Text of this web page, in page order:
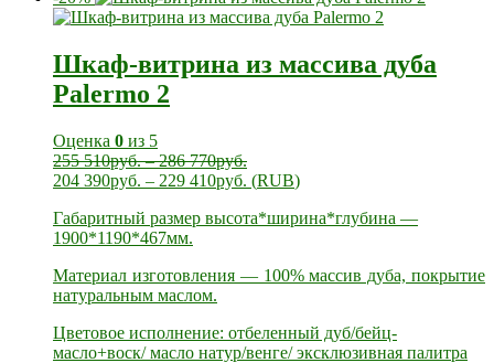
Шкаф-витрина из массива дуба
Palermo 2
Оценка 0 из 5
255 510руб.–286 770руб.
204 390руб. – 229 410руб. (RUB)
Габаритный размер высота*ширина*глубина —
1900*1190*467мм.
Материал изготовления — 100% массив дуба, покрытие
натуральным маслом.
Цветовое исполнение: отбеленный дуб/бейц-
масло+воск/ масло натур/венге/ эксклюзивная палитра